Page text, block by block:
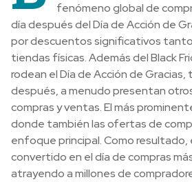
fenómeno global de
día después del Día de Acción de
por descuentos significativos
tiendas físicas. Además del Black
rodean el Día de Acción de
después, a menudo presentan
compras y ventas. El más
donde también las ofertas de
enfoque principal. Como resultado,
convertido en el día de compras
atrayendo a millones de